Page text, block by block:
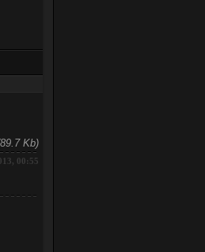
Kb)
00:55